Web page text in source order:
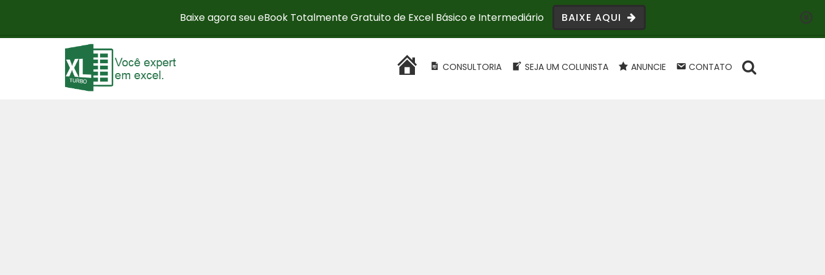
Baixe agora seu eBook Totalmente Gratuito de Excel Básico e Intermediário BAIXE AQUI
HOMECONSULTORIA SEJA UM COLUNISTA ANUNCIE CONTATO